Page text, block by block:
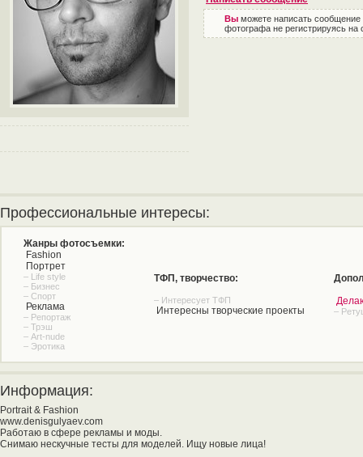
Вы можете написать сообщение
фотографа не регистрируясь на
Профессиональные интересы:
Жанры фотосъемки:
Fashion
Портрет
– Life style
– Бизнес
– Спорт
Реклама
– Репортаж
– Трэш
– Art-nude
– Эротика
ТФП, творчество:
– Интересует ТФП
Интересны творческие проекты –
Информация:
Portrait & Fashion
www.denisgulyaev.com
Работаю в сфере рекламы и моды.
Снимаю нескучные тесты для моделей. Ищу новые лица!